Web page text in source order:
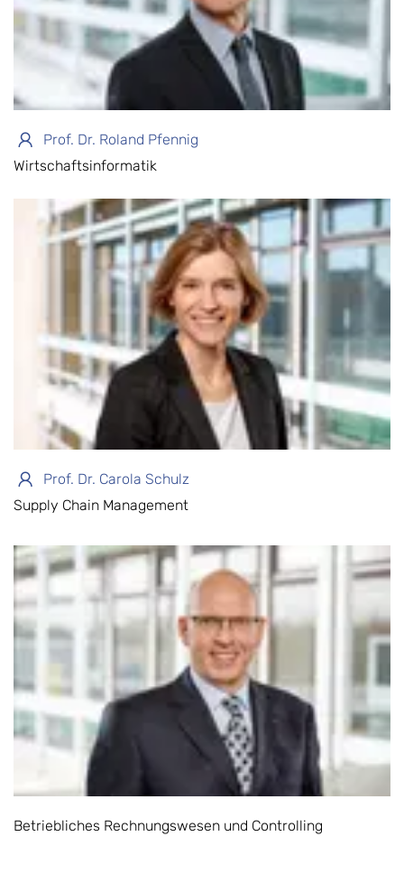
Prof. Dr. Roland Pfennig
Wirtschaftsinformatik
Prof. Dr. Carola Schulz
Supply Chain Management
Betriebliches Rechnungswesen und Controlling